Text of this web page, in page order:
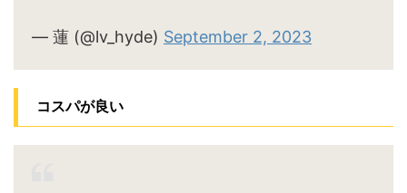
— 蓮 (@lv_hyde) September 2, 2023
コスパが良い